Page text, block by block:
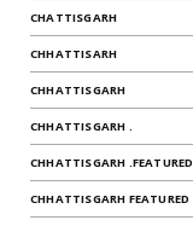
CHATTISGARH
CHHATTISARH
CHHATTISGARH
CHHATTISGARH .
CHHATTISGARH .FEATURED
CHHATTISGARH FEATURED